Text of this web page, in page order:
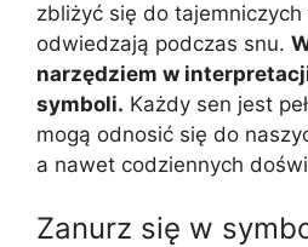
zbliżyć się do
odwiedzają podczas snu.
narzędziem w
symboli. Każdy sen jest
mogą odnosić się do
a nawet codziennych
Zanurz się w